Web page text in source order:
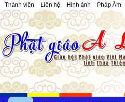
Thành viên Liên hệ Hình ảnh Pháp Âm